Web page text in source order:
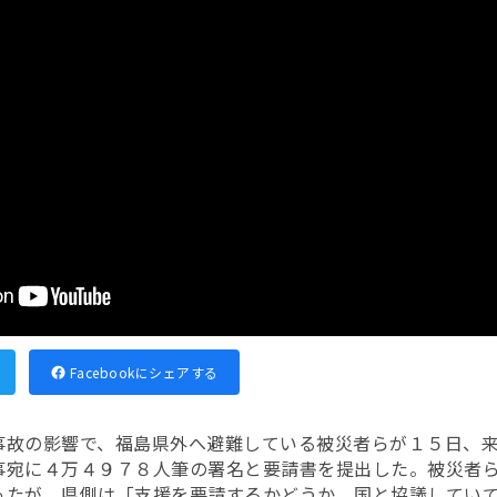
Facebookにシェアする
の影響で、福島県外へ避難している被災者らが１５日、
に４万４９７８人筆の署名と要請書を提出した。被災者